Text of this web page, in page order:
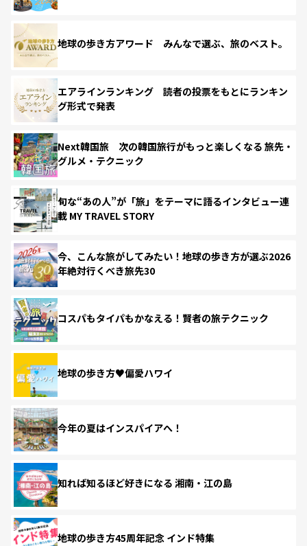
地球の歩き方アワード みんなで選ぶ、旅のベスト。
エアラインランキング 読者の投票をもとにランキン
グ形式で発表
Next韓国旅 次の韓国旅行がもっと楽しくなる 旅先・
グルメ・テクニック
旬な“あの人”が「旅」をテーマに語るインタビュー連
載 MY TRAVEL STORY
今、こんな旅がしてみたい！地球の歩き方が選ぶ2026
年絶対行くべき旅先30
コスパもタイパもかなえる！賢者の旅テクニック
地球の歩き方♥偏愛ハワイ
今年の夏はインスパイアへ！
知れば知るほど好きになる 湘南・江の島
地球の歩き方45周年記念 インド特集